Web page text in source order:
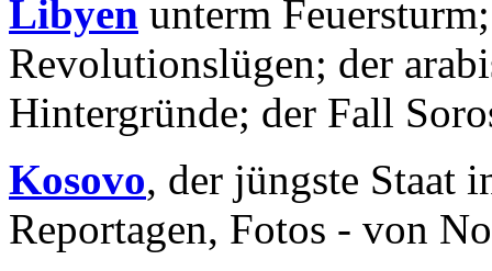
Libyen unterm
Revolutionslügen; der
Hintergründe; der Fall
Kosovo, der jüngste Staat
Reportagen, Fotos - von